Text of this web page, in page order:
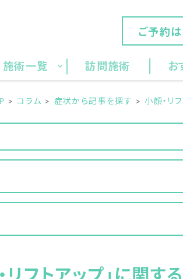
ご予約は
施術一覧 訪問施術 お
コラム 症状から記事を探す 小顔・リ
リフトアップ」に関す